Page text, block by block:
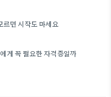
면 시작도 마세요
게 꼭 필요한 자격증일까